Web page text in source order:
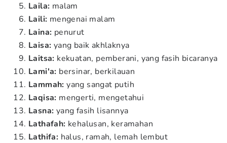
Laila: malam
Laili: mengenai malam
Laina: penurut
Laisa: yang baik akhlaknya
Laitsa: kekuatan, pemberani, yang fasih bicaranya
Lami'a: bersinar, berkilauan
Lammah: yang sangat putih
Laqisa: mengerti, mengetahui
Lasna: yang fasih lisannya
Lathafah: kehalusan, keramahan
Lathifa: halus, ramah, lemah lembut